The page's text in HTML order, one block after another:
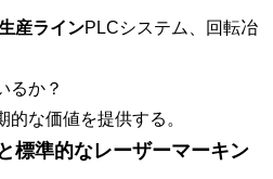
産ラインPLCシステム、回転冶
るか？
的な価値を提供する。
標準的なレーザーマーキン